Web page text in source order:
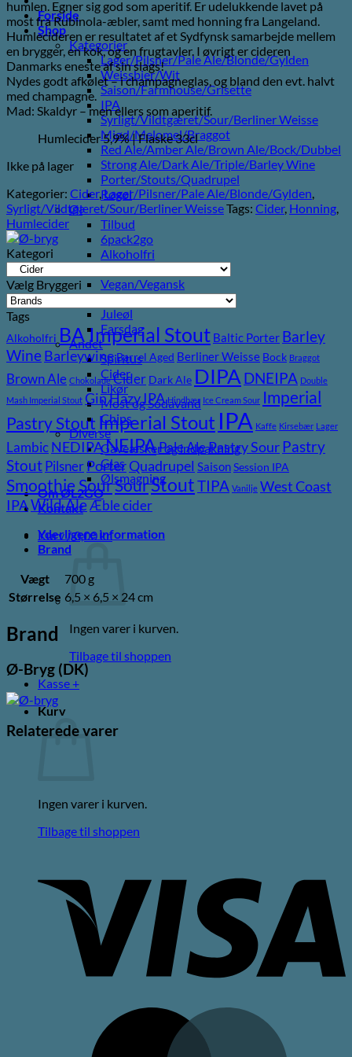
Forside
Shop
Kategorier
Lager/Pilsner/Pale Ale/Blonde/Gylden
Weissbier/Wit
Saison/Farmhouse/Grisette
IPA
Syrligt/Vildtgæret/Sour/Berliner Weisse
Mjød/Melomel/Braggot
Red Ale/Amber Ale/Brown Ale/Bock/Dubbel
Strong Ale/Dark Ale/Triple/Barley Wine
Porter/Stouts/Quadrupel
Røgøl
Øl
Tilbud
6pack2go
Alkoholfri
Vegan/Vegansk
Black week
Juleøl
Farsdag
Andet
Spiritus
Cider
Likør
Most og Sodavand
Chips
Diverse
Gaveæsker og indpakning
Glas
Ølsmagning
Om ØL2GO
Kontakt
Kurv /0,00kr.
Ingen varer i kurven.
Tilbage til shoppen
Kasse +
Kurv
Ingen varer i kurven.
Tilbage til shoppen
humlen. Egner sig god som aperitif. Er udelukkende lavet på
most fra Rubinola-æbler, samt med honning fra Langeland.
Humlecideren er resultatet af et Sydfynsk samarbejde mellem
en brygger, en kok, og en frugtavler. I øvrigt er cideren
Danmarks eneste af sin slags!
Nydes godt afkølet – i champagneglas, og bland den evt. halvt
med champagne.
Mad: Skaldyr – men ellers som aperitif.
Humlecider 5,9% | Flaske 33cl
Ikke på lager
Kategorier: Cider,Lager/Pilsner/Pale Ale/Blonde/Gylden,
Syrligt/Vildtgæret/Sour/Berliner WeisseTags: Cider, Honning,
Humlecider
Kategori
Vælg Bryggeri
Tags
Alkoholfri BA Imperial Stout Baltic Porter Barley
Wine Barleywine Barrel Aged Berliner Weisse Bock Braggot
Brown Ale Chokolade Cider Dark Ale DIPA DNEIPA Double
Mash Imperial Stout GinHazy IPA Hindbær Ice Cream Sour Imperial
Pastry Stout Imperial Stout IPA Kaffe Kirsebær Lager
Lambic NEDIPANEIPAPale AlePastry Sour Pastry
Stout Pilsner PorterQuadrupel SaisonSession IPA
Smoothie SourSourStoutTIPA Vanilje West Coast
IPAWild AleÆble cider
Yderligere information
Brand
Vægt
700 g
Størrelse 6,5 × 6,5 × 24 cm
Brand
Ø-Bryg (DK)
Relaterede varer